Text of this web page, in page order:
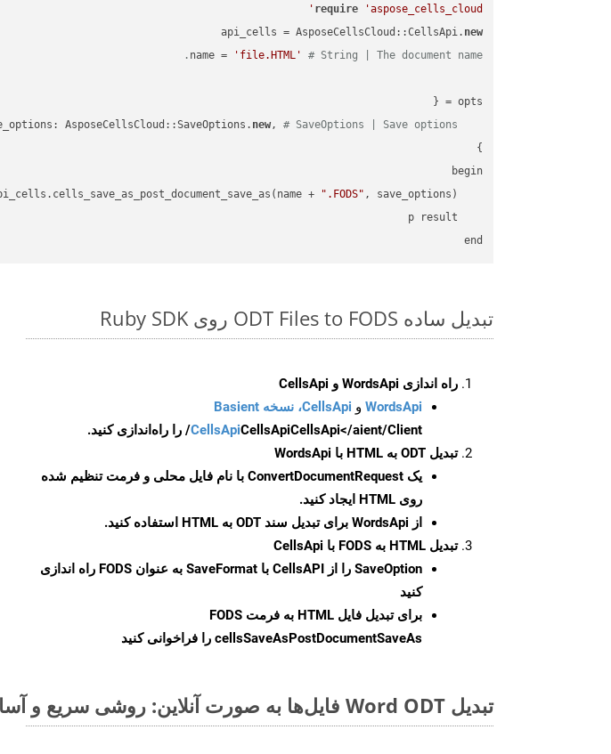
require
'aspose_cells_cloud'
api_cells = AsposeCellsCloud::CellsApi. new
name =
'file.HTML' # String | The document name.
new, # SaveOptions | Save options.
".FODS"
end
تبدیل ساده ODT Files to FODS روی Ruby SDK
راه اندازی WordsApi و CellsApi
WordsApi و CellsApi، نسخه Basient
CellsApiCellsApiCellsApi</aient/Client/ را راه‌اندازی کنید.
تبدیل ODT به HTML با WordsApi
یک ConvertDocumentRequest با نام فایل محلی و فرمت تنظیم شده
روی HTML ایجاد کنید.
از WordsApi برای تبدیل سند ODT به HTML استفاده کنید.
تبدیل HTML به FODS با CellsApi
SaveOption
را از CellsAPI با SaveFormat به عنوان FODS راه اندازی
کنید
برای تبدیل فایل HTML به فرمت
FODS
cellsSaveAsPostDocumentSaveAs را فراخوانی کنید
تبدیل Word ODT فایل‌ها به صورت آنلاین: روشی سریع و آسان